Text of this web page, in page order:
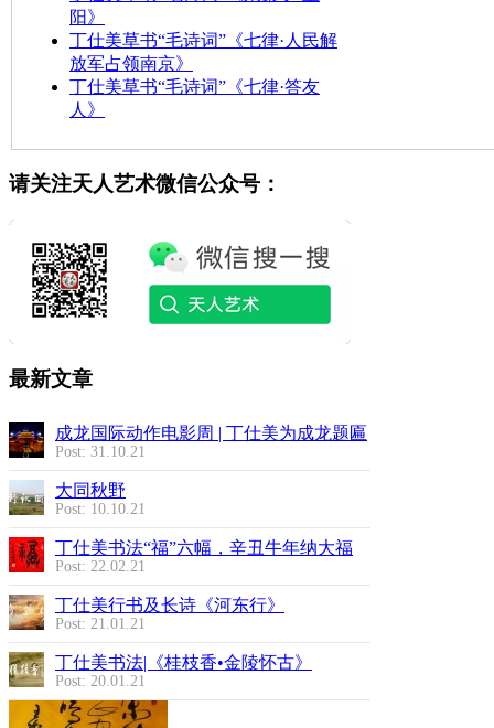
阳》
丁仕美草书“毛诗词”《七律·人民解
放军占领南京》
丁仕美草书“毛诗词”《七律·答友
人》
请关注天人艺术微信公众号：
最新文章
成龙国际动作电影周 | 丁仕美为成龙题匾
Post: 31.10.21
大同秋野
Post: 10.10.21
丁仕美书法“福”六幅，辛丑牛年纳大福
Post: 22.02.21
丁仕美行书及长诗《河东行》
Post: 21.01.21
丁仕美书法|《桂枝香•金陵怀古》
Post: 20.01.21